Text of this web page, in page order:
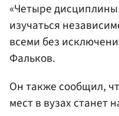
«Четыре
изучаться
всеми без
Фальков.
Он также сообщил,
мест в вузах станет